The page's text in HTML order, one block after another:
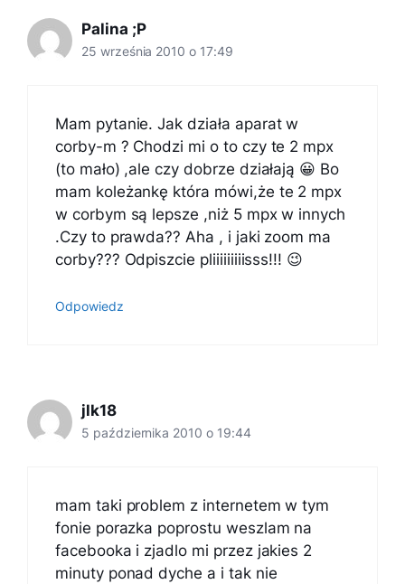
Palina ;P
25 września 2010 o 17:49
Mam pytanie. Jak działa aparat w
corby-m ? Chodzi mi o to czy te 2 mpx
(to mało) ,ale czy dobrze działają 😀 Bo
mam koleżankę która mówi,że te 2 mpx
w corbym są lepsze ,niż 5 mpx w innych
.Czy to prawda?? Aha , i jaki zoom ma
corby??? Odpiszcie pliiiiiiiiisss!!! 😉
Odpowiedz
jlk18
5 października 2010 o 19:44
mam taki problem z internetem w tym
fonie porazka poprostu weszlam na
facebooka i zjadlo mi przez jakies 2
minuty ponad dyche a i tak nie